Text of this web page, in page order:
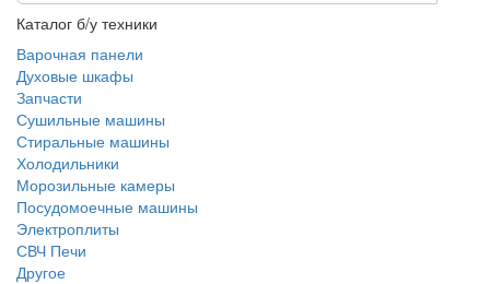
Каталог б/у техники
Варочная панели
Духовые шкафы
Запчасти
Сушильные машины
Стиральные машины
Холодильники
Морозильные камеры
Посудомоечные машины
Электроплиты
СВЧ Печи
Другое